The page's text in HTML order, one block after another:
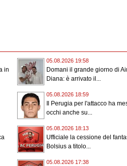
in
05.08.2026 19:58
Domani il grande giorno di
Diana: è arrivato il...
05.08.2026 18:59
Il Perugia per l'attacco ha
occhi anche su...
05.08.2026 18:13
Ufficiale la cessione del
Bolsius a titolo...
05.08.2026 17:38